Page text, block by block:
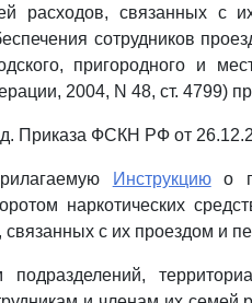
расходов, связанных с
сотрудников
пригородного и
2004, N 48, ст. 4799)
Приказа ФСКН РФ от
Инструкциюо
наркотических
связанных с их проездом и
подразделений,